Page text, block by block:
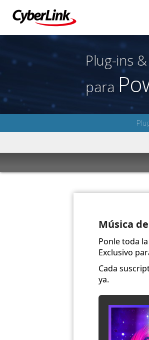
Plug-ins
para
Música
Ponle toda
Exclusivo
Cada
ya.